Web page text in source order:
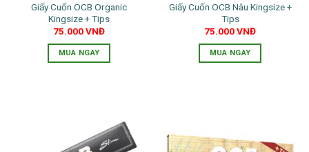
Giấy Cuốn OCB Organic
Kingsize + Tips
75.000VNĐ
MUA NGAY
Giấy Cuốn OCB Nâu Kingsize +
Tips
75.000VNĐ
MUA NGAY